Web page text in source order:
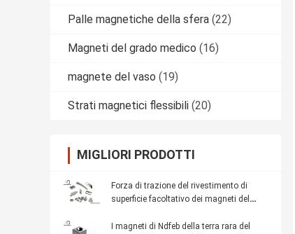
Palle magnetiche della sfera (22)
Magneti del grado medico (16)
magnete del vaso (19)
Strati magnetici flessibili (20)
MIGLIORI PRODOTTI
Forza di trazione del rivestimento di
superficie facoltativo dei magneti del
I magneti di Ndfeb della terra rara del